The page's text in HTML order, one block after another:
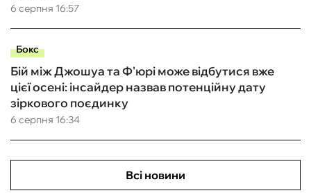
6 серпня 16:57
Бокс
6 серпня 16:34
Бій між Джошуа та Ф'юрі може відбутися вже
цієї осені: інсайдер назвав потенційну дату
зіркового поєдинку
Всі новини